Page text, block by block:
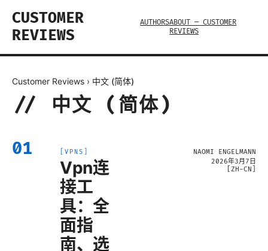
CUSTOMER
REVIEWS
AUTHORSABOUT — CUSTOMER
REVIEWS
Customer Reviews › 中文 (简体)
// 中文 (简体)
01 VPNS
Vpn连
接工
具：全
面指
南、选
NAOMI ENGELMANN
2026年3月7日
ZH-CN